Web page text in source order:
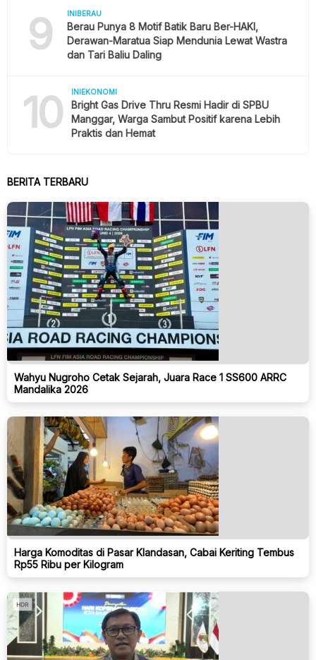
9 INIBERAU
Berau Punya 8 Motif Batik Baru Ber-HAKI,
Derawan-Maratua Siap Mendunia Lewat Wastra
dan Tari Baliu Daling
10 INIEKONOMI
Bright Gas Drive Thru Resmi Hadir di SPBU
Manggar, Warga Sambut Positif karena Lebih
Praktis dan Hemat
BERITA TERBARU
Wahyu Nugroho Cetak Sejarah, Juara Race 1 SS600 ARRC
Mandalika 2026
Harga Komoditas di Pasar Klandasan, Cabai Keriting Tembus
Rp55 Ribu per Kilogram